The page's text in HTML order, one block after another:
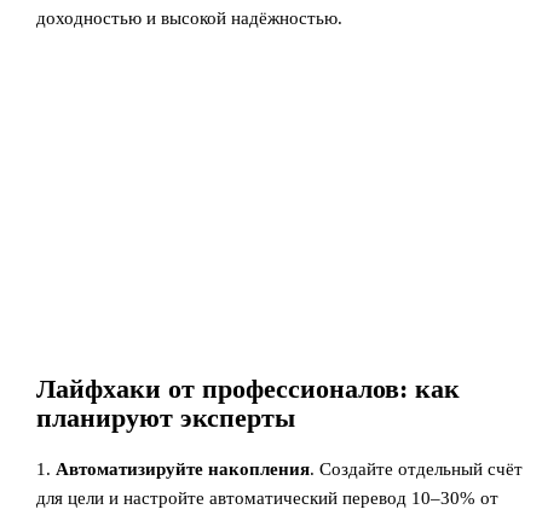
доходностью и высокой надёжностью.
Лайфхаки от профессионалов: как
планируют эксперты
1. Автоматизируйте накопления. Создайте отдельный счёт
для цели и настройте автоматический перевод 10–30% от